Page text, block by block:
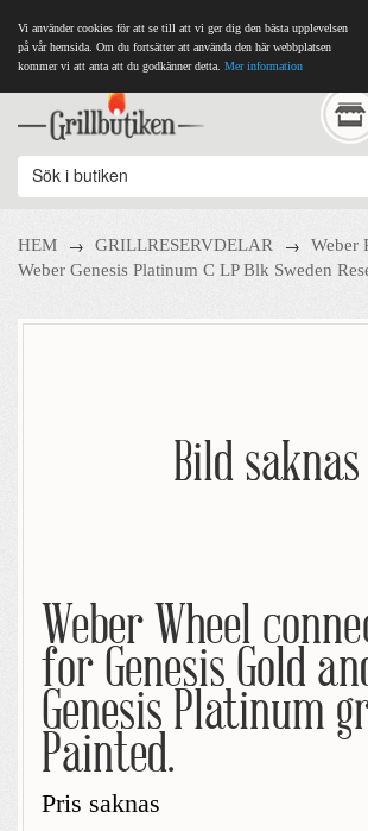
Vi använder cookies för att se till att vi ger dig den bästa upplevelsen
på vår hemsida. Om du fortsätter att använda den här webbplatsen
kommer vi att anta att du godkänner detta. Mer information
HEM → GRILLRESERVDELAR → Weber
Weber Genesis Platinum C LP Blk Sweden
Bild saknas
Weber Wheel
for Genesis Gold
Genesis Platinum
Painted.
Pris saknas